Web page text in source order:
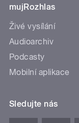
mujRozhlas
Živé vysílání
Audioarchiv
Podcasty
Mobilní aplikace
Sledujte nás